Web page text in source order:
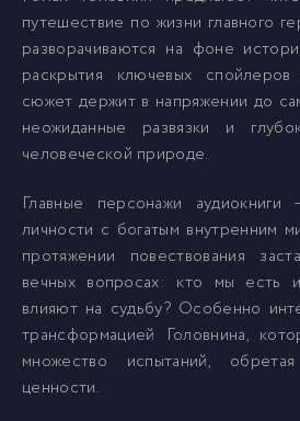
12 Golovnin_012
Golovnin_013
15 Golovnin_015
Golovnin_016
17 Golovnin_017
путешествие по жизни главного
разворачиваются на фоне
раскрытия ключевых
сюжет держит в напряжении до
неожиданные развязки и
человеческой природе.
Главные персонажи
личности с богатым внутренним
протяжении повествования
вечных вопросах: кто мы есть
влияют на судьбу? Особенно
трансформацией Головнина,
множество испытаний,
ценности.